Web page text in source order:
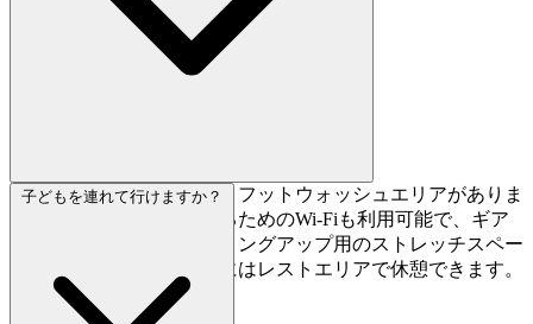
鍵付きロッカー、更衣室、フットウォッシュエリアがありま
す。ベータ動画を確認するためのWi-Fiも利用可能で、ギア
ショップも併設。ウォーミングアップ用のストレッチスペー
スもあり、セッション間にはレストエリアで休憩できます。
子どもを連れて行けますか？